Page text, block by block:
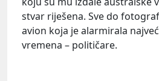
stvar riješena. Sve do
avion koja je alarmirala
vremena – političare.